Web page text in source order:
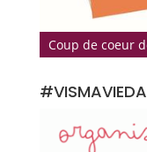
Coup de coeur